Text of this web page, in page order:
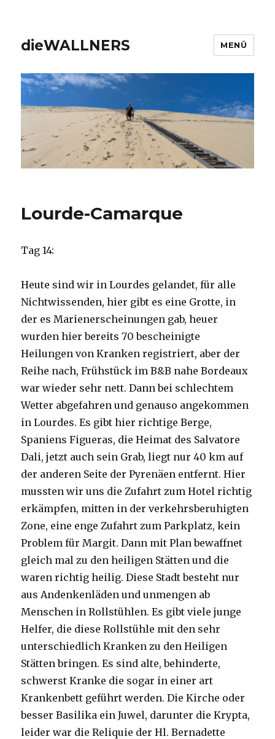
dieWALLNERS MENÜ
Lourde-Camarque
Tag 14:
Heute sind wir in Lourdes gelandet, für alle
Nichtwissenden, hier gibt es eine Grotte, in
der es Marienerscheinungen gab, heuer
wurden hier bereits 70 bescheinigte
Heilungen von Kranken registriert, aber der
Reihe nach, Frühstück im B&B nahe Bordeaux
war wieder sehr nett. Dann bei schlechtem
Wetter abgefahren und genauso angekommen
in Lourdes. Es gibt hier richtige Berge,
Spaniens Figueras, die Heimat des Salvatore
Dali, jetzt auch sein Grab, liegt nur 40 km auf
der anderen Seite der Pyrenäen entfernt. Hier
mussten wir uns die Zufahrt zum Hotel richtig
erkämpfen, mitten in der verkehrsberuhigten
Zone, eine enge Zufahrt zum Parkplatz, kein
Problem für Margit. Dann mit Plan bewaffnet
gleich mal zu den heiligen Stätten und die
waren richtig heilig. Diese Stadt besteht nur
aus Andenkenläden und unmengen ab
Menschen in Rollstühlen. Es gibt viele junge
Helfer, die diese Rollstühle mit den sehr
unterschiedlich Kranken zu den Heiligen
Stätten bringen. Es sind alte, behinderte,
schwerst Kranke die sogar in einer art
Krankenbett geführt werden. Die Kirche oder
besser Basilika ein Juwel, darunter die Krypta,
leider war die Reliquie der Hl. Bernadette